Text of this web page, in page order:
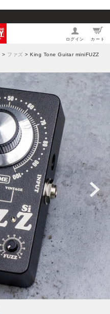
ログイン カート
> ファズ > King Tone Guitar miniFUZZ